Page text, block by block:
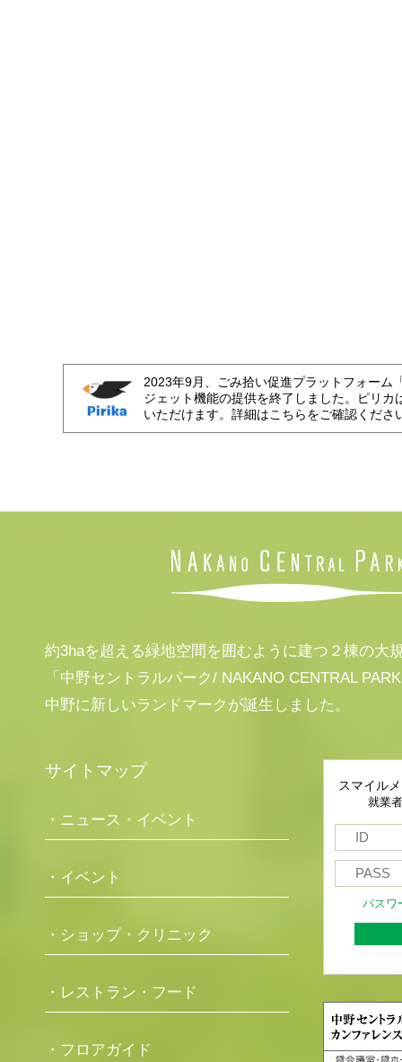
2023年9月、ごみ拾い促進プラットフォーム
ジェット機能の提供を終了しました。ピリカ
いただけます。詳細はこちらをご確認くださ
約3haを超える緑地空間を囲むように建つ２棟の大
「中野セントラルパーク/ NAKANO CENTRAL
中野に新しいランドマークが誕生しました。
サイトマップ
・ニュース・イベント
・イベント
・ショップ・クリニック
・レストラン・フード
・フロアガイド
スマイル
就業
パスワ